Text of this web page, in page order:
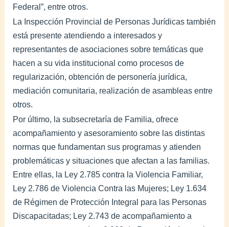
Federal”, entre otros.
La Inspección Provincial de Personas Jurídicas también
está presente atendiendo a interesados y
representantes de asociaciones sobre temáticas que
hacen a su vida institucional como procesos de
regularización, obtención de personería jurídica,
mediación comunitaria, realización de asambleas entre
otros.
Por último, la subsecretaría de Familia, ofrece
acompañamiento y asesoramiento sobre las distintas
normas que fundamentan sus programas y atienden
problemáticas y situaciones que afectan a las familias.
Entre ellas, la Ley 2.785 contra la Violencia Familiar,
Ley 2.786 de Violencia Contra las Mujeres; Ley 1.634
de Régimen de Protección Integral para las Personas
Discapacitadas; Ley 2.743 de acompañamiento a